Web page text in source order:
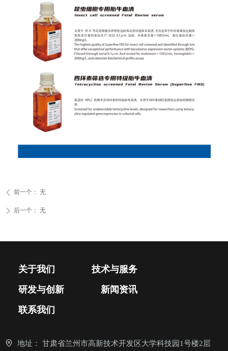
ꄴ 前一个： 无
ꄲ 后一个： 无
关于我们
技术与服务
研发与创新
新闻资讯
联系我们
地址： 甘肃省兰州市高新技术开发区大学科技园1号楼2层